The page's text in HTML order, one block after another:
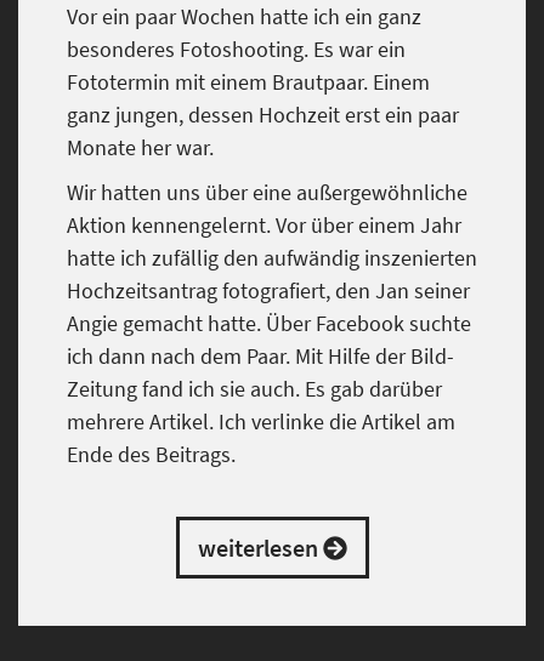
Vor ein paar Wochen hatte ich ein ganz
besonderes Fotoshooting. Es war ein
Fototermin mit einem Brautpaar. Einem
ganz jungen, dessen Hochzeit erst ein paar
Monate her war.
Wir hatten uns über eine außergewöhnliche
Aktion kennengelernt. Vor über einem Jahr
hatte ich zufällig den aufwändig inszenierten
Hochzeitsantrag fotografiert, den Jan seiner
Angie gemacht hatte. Über Facebook suchte
ich dann nach dem Paar. Mit Hilfe der Bild-
Zeitung fand ich sie auch. Es gab darüber
mehrere Artikel. Ich verlinke die Artikel am
Ende des Beitrags.
weiterlesen